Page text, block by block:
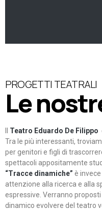
PROGETTI TEATRALI
Le
Teatro Eduardo De Filippo
Tra le più interessanti,
per genitori e figli di
spettacoli appositamente
“Tracce dinamiche” è
attenzione alla ricerca e alla
espressive. Verranno
dinamico evolvere del teatro